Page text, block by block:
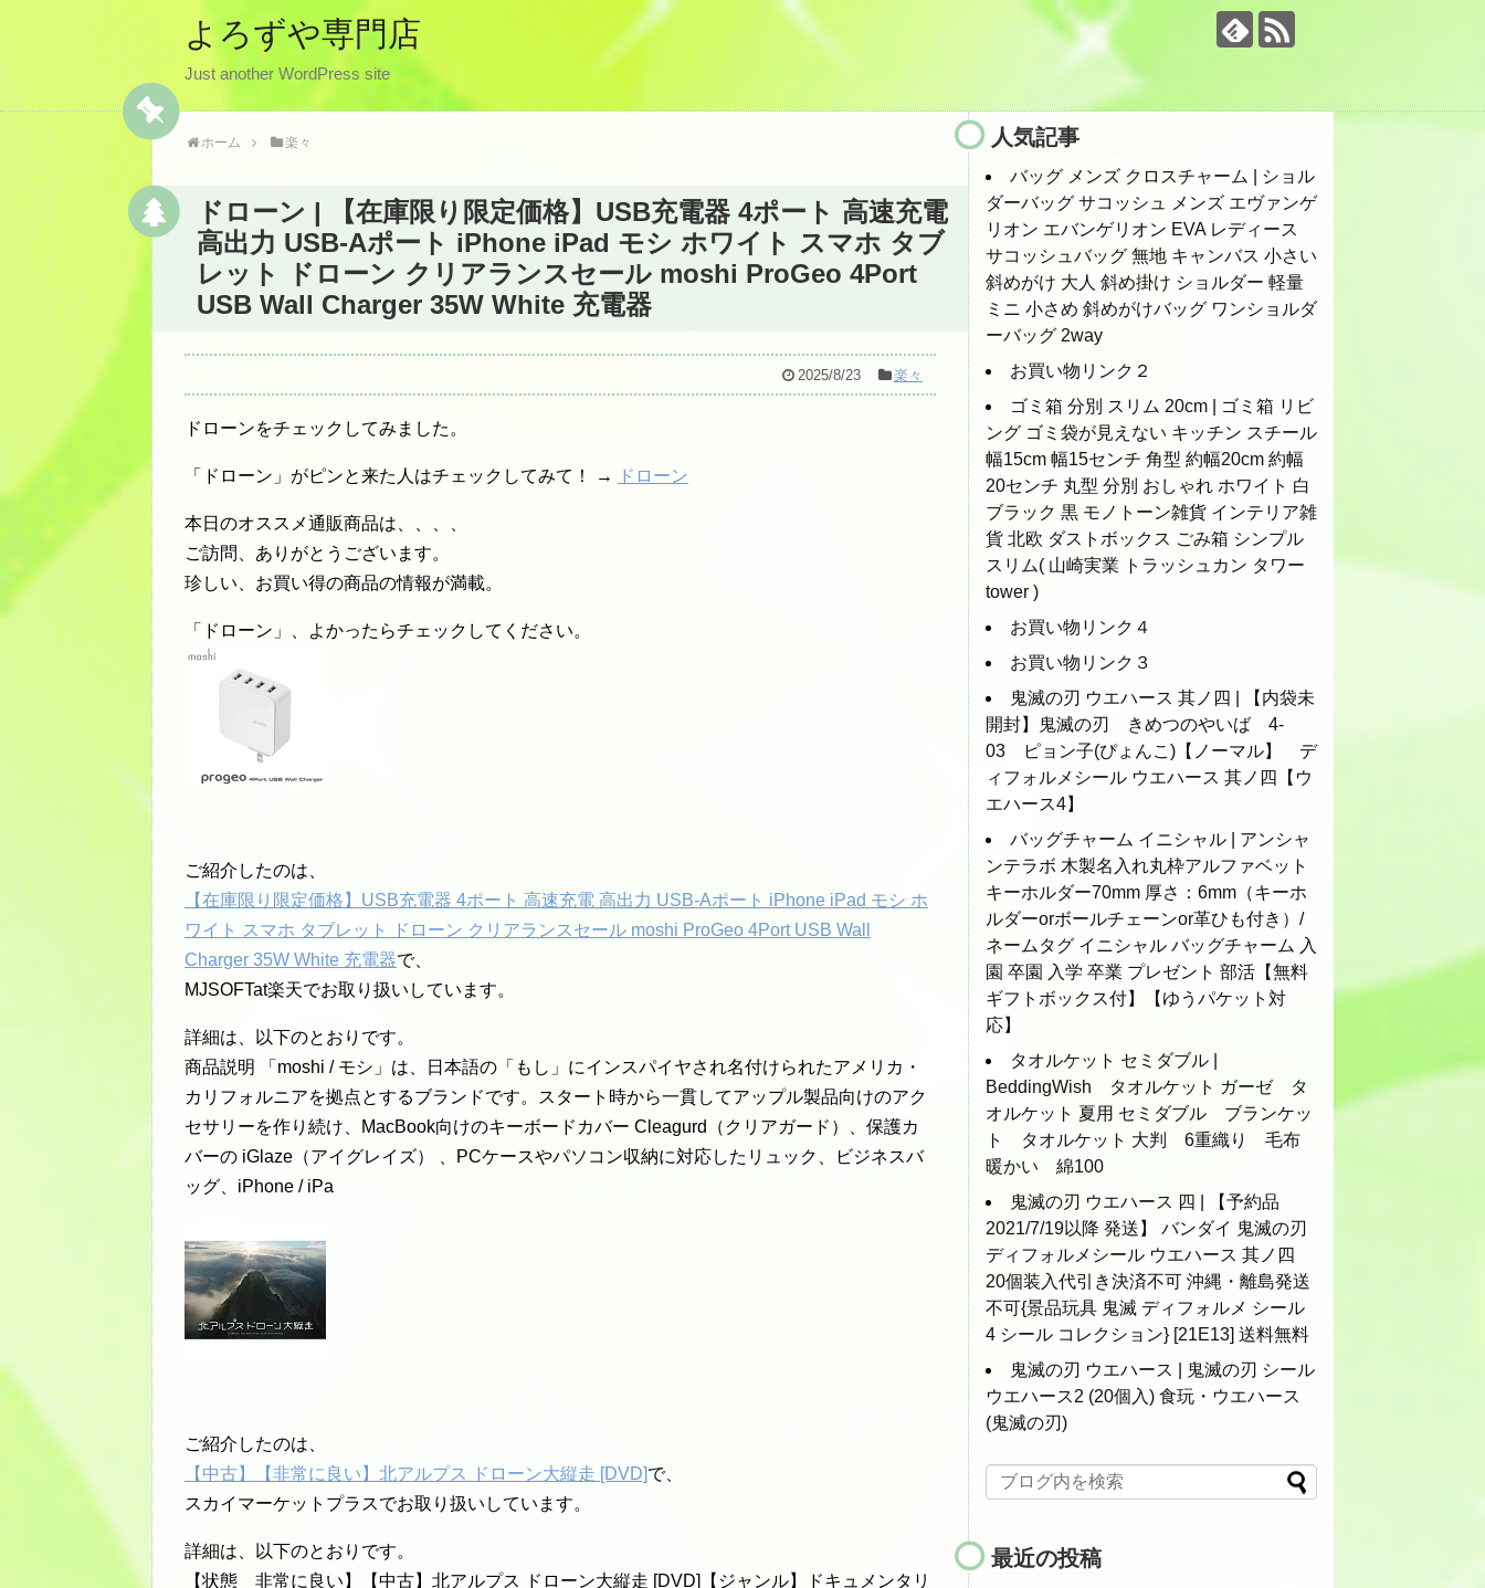
よろずや専門店
Just another WordPress site
ホーム 楽々
ドローン | 【在庫限り限定価格】USB充電器 4ポート 高速充電
高出力 USB-Aポート iPhone iPad モシ ホワイト スマホ タブ
レット ドローン クリアランスセール moshi ProGeo 4Port
USB Wall Charger 35W White 充電器
2025/8/23 楽々
ドローンをチェックしてみました。
「ドローン」がピンと来た人はチェックしてみて！ → ドローン
本日のオススメ通販商品は、、、、
ご訪問、ありがとうございます。
珍しい、お買い得の商品の情報が満載。
「ドローン」、よかったらチェックしてください。
ご紹介したのは、
【在庫限り限定価格】USB充電器 4ポート 高速充電 高出力 USB-Aポート iPhone iPad モシ ホ
ワイト スマホ タブレット ドローン クリアランスセール moshi ProGeo 4Port USB Wall
Charger 35W White 充電器で、
MJSOFTat楽天でお取り扱いしています。
詳細は、以下のとおりです。
商品説明 「moshi / モシ」は、日本語の「もし」にインスパイヤされ名付けられたアメリカ・
カリフォルニアを拠点とするブランドです。スタート時から一貫してアップル製品向けのアク
セサリーを作り続け、MacBook向けのキーボードカバー Cleagurd（クリアガード）、保護カ
バーの iGlaze（アイグレイズ） 、PCケースやパソコン収納に対応したリュック、ビジネスバ
ッグ、iPhone / iPa
ご紹介したのは、
【中古】【非常に良い】北アルプス ドローン大縦走 [DVD]で、
スカイマーケットプラスでお取り扱いしています。
詳細は、以下のとおりです。
【状態 非常に良い】【中古】北アルプス ドローン大縦走 [DVD]【ジャンル】ドキュメンタリ
人気記事
バッグ メンズ クロスチャーム | ショル
ダーバッグ サコッシュ メンズ エヴァンゲ
リオン エバンゲリオン EVA レディース
サコッシュバッグ 無地 キャンバス 小さい
斜めがけ 大人 斜め掛け ショルダー 軽量
ミニ 小さめ 斜めがけバッグ ワンショルダ
ーバッグ 2way
お買い物リンク２
ゴミ箱 分別 スリム 20cm | ゴミ箱 リビ
ング ゴミ袋が見えない キッチン スチール
幅15cm 幅15センチ 角型 約幅20cm 約幅
20センチ 丸型 分別 おしゃれ ホワイト 白
ブラック 黒 モノトーン雑貨 インテリア雑
貨 北欧 ダストボックス ごみ箱 シンプル
スリム( 山崎実業 トラッシュカン タワー
tower )
お買い物リンク４
お買い物リンク３
鬼滅の刃 ウエハース 其ノ四 | 【内袋未
開封】鬼滅の刃 きめつのやいば 4-
03 ピョン子(ぴょんこ)【ノーマル】 デ
ィフォルメシール ウエハース 其ノ四【ウ
エハース4】
バッグチャーム イニシャル | アンシャ
ンテラボ 木製名入れ丸枠アルファベット
キーホルダー70mm 厚さ：6mm（キーホ
ルダーorボールチェーンor革ひも付き）/
ネームタグ イニシャル バッグチャーム 入
園 卒園 入学 卒業 プレゼント 部活【無料
ギフトボックス付】【ゆうパケット対
応】
タオルケット セミダブル |
BeddingWish タオルケット ガーゼ タ
オルケット 夏用 セミダブル ブランケッ
ト タオルケット 大判 6重織り 毛布
暖かい 綿100
鬼滅の刃 ウエハース 四 | 【予約品
2021/7/19以降 発送】 バンダイ 鬼滅の刃
ディフォルメシール ウエハース 其ノ四
20個装入代引き決済不可 沖縄・離島発送
不可{景品玩具 鬼滅 ディフォルメ シール
4 シール コレクション} [21E13] 送料無料
鬼滅の刃 ウエハース | 鬼滅の刃 シール
ウエハース2 (20個入) 食玩・ウエハース
(鬼滅の刃)
最近の投稿